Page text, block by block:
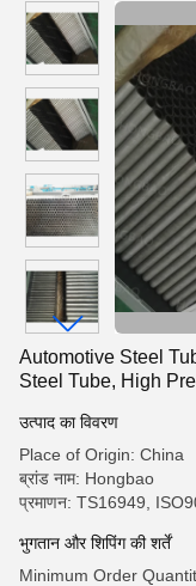
Automotive Steel Tube. Seamless Steel Tube and
Steel Tube, High
उत्पाद का विवरण
Place of Origin: China
ब्रांड नाम: Hongbao
प्रमाणन: TS16949,
भुगतान और शिपिंग की शर्तें
Minimum Order